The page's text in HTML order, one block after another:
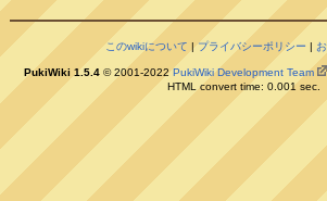
このwikiについて |プライバシーポリシー |
PukiWiki 1.5.4 © 2001-2022PukiWiki Development Team
HTML convert time: 0.001 sec.